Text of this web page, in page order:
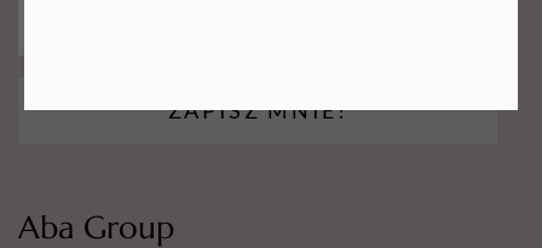
ZAPISZ MNIE!
Aba Group